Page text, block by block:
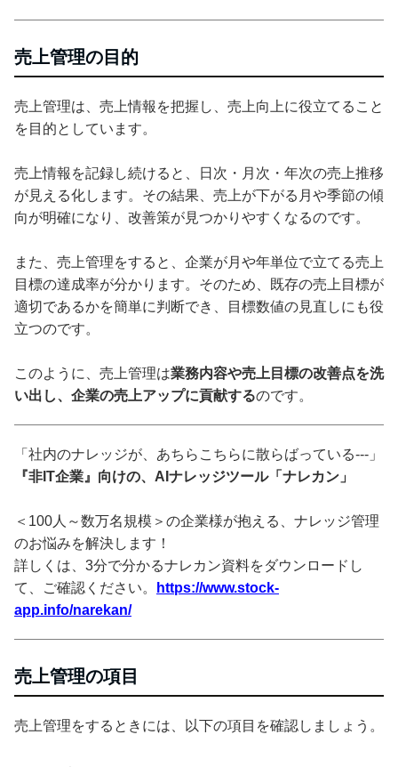
売上管理の目的
売上管理は、売上情報を把握し、売上向上に役立てること
を目的としています。
売上情報を記録し続けると、日次・月次・年次の売上推移
が見える化します。その結果、売上が下がる月や季節の傾
向が明確になり、改善策が見つかりやすくなるのです。
また、売上管理をすると、企業が月や年単位で立てる売上
目標の達成率が分かります。そのため、既存の売上目標が
適切であるかを簡単に判断でき、目標数値の見直しにも役
立つのです。
このように、売上管理は業務内容や売上目標の改善点を洗
い出し、企業の売上アップに貢献するのです。
「社内のナレッジが、あちらこちらに散らばっている---」
『非IT企業』向けの、AIナレッジツール「ナレカン」
＜100人～数万名規模＞の企業様が抱える、ナレッジ管理
のお悩みを解決します！
詳しくは、3分で分かるナレカン資料をダウンロードし
て、ご確認ください。
https://www.stock-
app.info/narekan/
売上管理の項目
売上管理をするときには、以下の項目を確認しましょう。